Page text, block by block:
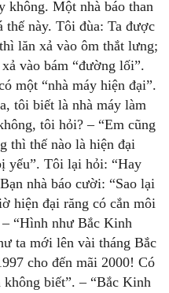
không. Một nhà báo than
thế này. Tôi đùa: Ta được
lăn xả vào ôm thắt lưng;
vào bám “đường lối”.
một “nhà máy hiện đại”.
tôi biết là nhà máy làm
tôi hỏi? – “Em cũng
thì thế nào là hiện đại
yếu”. Tôi lại hỏi: “Hay
nhà báo cười: “Sao lại
hiện đại răng có cắn môi
“Hình như Bắc Kinh
ta mới lên vài tháng Bắc
cho đến mãi 2000! Có
biết”. – “Bắc Kinh